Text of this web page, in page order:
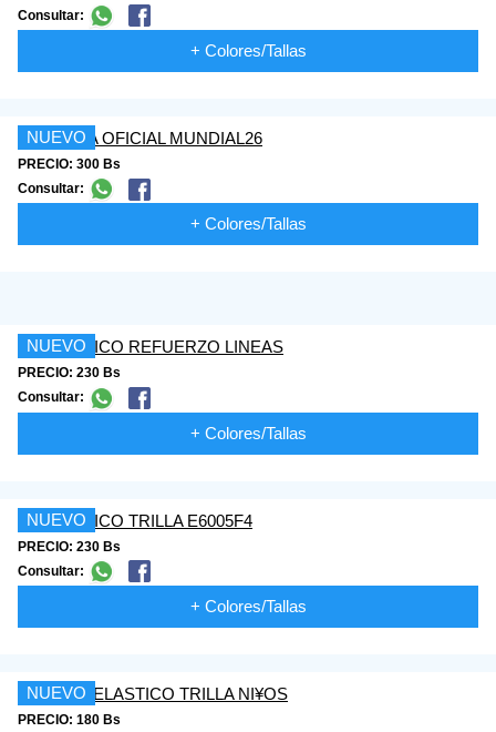
Consultar:
+ Colores/Tallas
NUEVO
PRECIO: 300 Bs
Consultar:
+ Colores/Tallas
NUEVO
PRECIO: 230 Bs
Consultar:
+ Colores/Tallas
NUEVO
PRECIO: 230 Bs
Consultar:
+ Colores/Tallas
NUEVO
PRECIO: 180 Bs